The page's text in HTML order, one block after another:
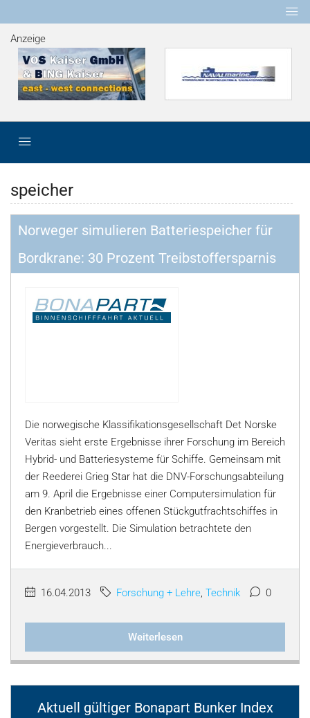
Anzeige
speicher
Norweger simulieren Batteriespeicher für
Bordkrane: 30 Prozent Treibstoffersparnis
Die norwegische Klassifikationsgesellschaft Det Norske
Veritas sieht erste Ergebnisse ihrer Forschung im Bereich
Hybrid- und Batteriesysteme für Schiffe. Gemeinsam mit
der Reederei Grieg Star hat die DNV-Forschungsabteilung
am 9. April die Ergebnisse einer Computersimulation für
den Kranbetrieb eines offenen Stückgutfrachtschiffes in
Bergen vorgestellt. Die Simulation betrachtete den
Energieverbrauch...
16.04.2013 Forschung + Lehre, Technik 0
Weiterlesen
Aktuell gültiger Bonapart Bunker Index